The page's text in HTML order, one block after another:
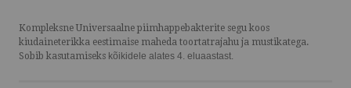
Kompleksne Universaalne piimhappebakterite segu koos
kiudaineterikka eestimaise maheda toortatrajahu ja mustikatega.
Sobib kasutamiseks kõikidele alates 4. eluaastast.